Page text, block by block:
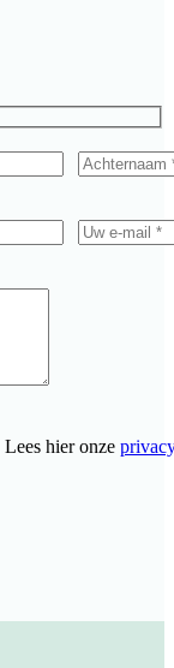
Lees hier onze